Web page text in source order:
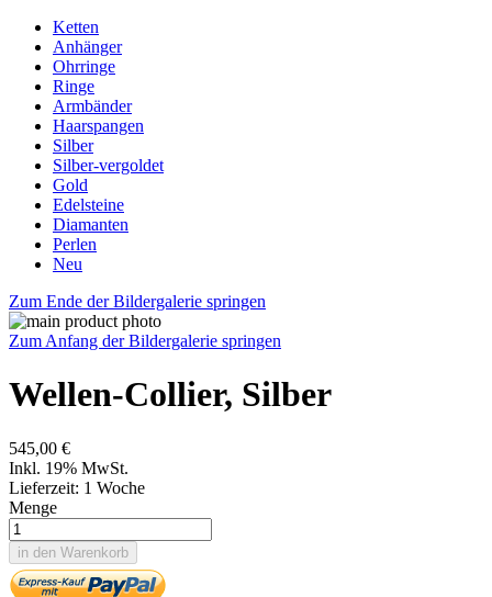
Ketten
Anhänger
Ohrringe
Ringe
Armbänder
Haarspangen
Silber
Silber-vergoldet
Gold
Edelsteine
Diamanten
Perlen
Neu
Zum Ende der Bildergalerie springen
Zum Anfang der Bildergalerie springen
Wellen-Collier, Silber
545,00 €
Inkl. 19% MwSt.
Lieferzeit: 1 Woche
Menge
in den Warenkorb